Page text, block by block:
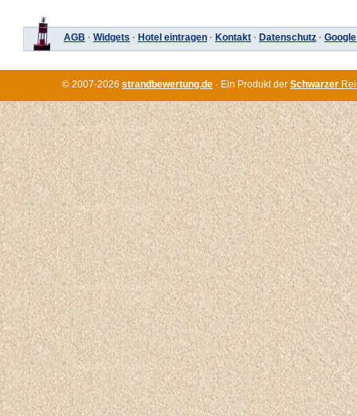
AGB · Widgets · Hotel eintragen · Kontakt · Datenschutz ·
© 2007-2026 strandbewertung.de · Ein Produkt der Schwarzer